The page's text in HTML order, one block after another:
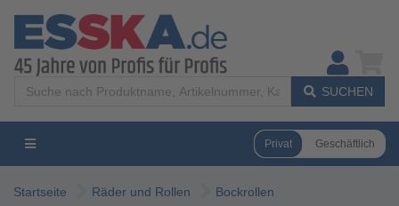
SUCHEN
Privat Geschäftlich
Startseite Räder und Rollen Bockrollen